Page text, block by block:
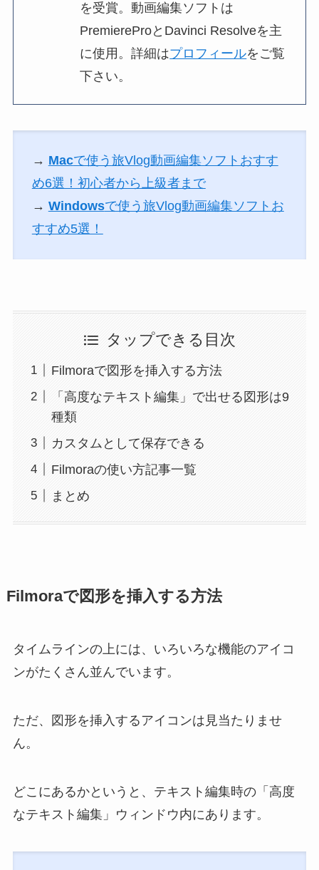
を受賞。動画編集ソフトは
PremiereProとDavinci Resolveを主
に使用。詳細はプロフィールをご覧
下さい。
→ Macで使う旅Vlog動画編集ソフトおすす
め6選！初心者から上級者まで
→ Windowsで使う旅Vlog動画編集ソフトお
すすめ5選！
タップできる目次
Filmoraで図形を挿入する方法
「高度なテキスト編集」で出せる図形は9
種類
カスタムとして保存できる
Filmoraの使い方記事一覧
まとめ
Filmoraで図形を挿入する方法
タイムラインの上には、いろいろな機能のアイコ
ンがたくさん並んでいます。
ただ、図形を挿入するアイコンは見当たりませ
ん。
どこにあるかというと、テキスト編集時の「高度
なテキスト編集」ウィンドウ内にあります。